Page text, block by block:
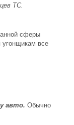
ТС.
сферы
угонщикам все
авто. Обычно